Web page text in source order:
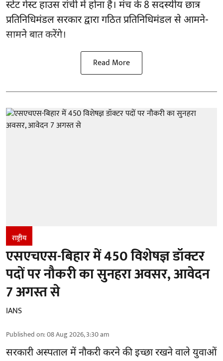
स्टेट गेस्ट हाउस रांची में होना है। मंच के 8 सदस्यीय छात्र
प्रतिनिधिमंडल सरकार द्वारा गठित प्रतिनिधिमंडल से आमने-
सामने बात करेंगे।
Read More
राष्ट्रीय
एसएचएस-बिहार में 450 विशेषज्ञ डॉक्टर
पदों पर नौकरी का सुनहरा अवसर, आवेदन
7 अगस्त से
IANS
Published on:08 Aug 2026, 3:30 am
सरकारी अस्पताल में नौकरी करने की इच्छा रखने वाले युवाओं